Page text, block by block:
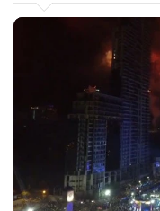
แหล่งท่องเที่ยวในท้องถิ่
ชิม ชอป แชะ แชร์ ซึ่งจั
(ป้อมตำรวจนาเกลือ) ถึ
พิจารณาอีกครั้งว่าจะต้
กล่าวเป็นที่พื้นที่ที่สามา
“ขณะนี้เมืองพัทยาอยู่ร